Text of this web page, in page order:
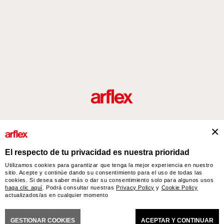
arflex – sevensalotti spa via Pizzo Scalino 1 20833 Giussano (Monza e Brianza) Italy
- Phone +39 0362 853043 - VAT IT 00703820969 – © arflex - sevensalotti spa 2026
Todos los derechos reservados
GENERALES DE VENTA ACCESSIBILITY STATEMENT COOKIES PRIVACY
El respecto de tu privacidad es nuestra prioridad
Utilizamos cookies para garantizar que tenga la mejor experiencia en nuestro
sitio. Acepte y continúe dando su consentimiento para el uso de todas las
cookies. Si desea saber más o dar su consentimiento solo para algunos usos
haga clic aquí . Podrá consultar nuestras Privacy Policy y Cookie Policy
actualizados/as en cualquier momento
GESTIONAR COOKIES ACEPTAR Y CONTINUAR